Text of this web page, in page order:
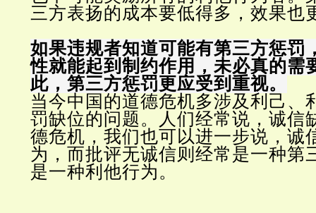
三方表扬的成本要低得多，效果也
如果违规者知道可能有第三方惩罚
性就能起到制约作用，未必真的需
此，第三方惩罚更应受到重视。
当今中国的道德危机多涉及利己、
罚缺位的问题。人们经常说，诚信
德危机，我们也可以进一步说，诚
为，而批评无诚信则经常是一种
是一种利他行为。